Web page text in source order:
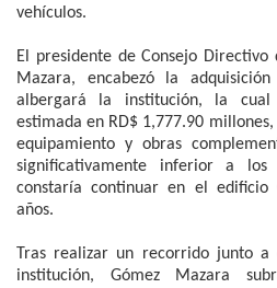
vehículos.
El presidente de Consejo Directivo
Mazara, encabezó la
albergará la institución, la
estimada en RD$ 1,777.90
equipamiento y obras
significativamente inferior a los
constaría continuar en el
años.
Tras realizar un recorrido junto
institución, Gómez Mazara